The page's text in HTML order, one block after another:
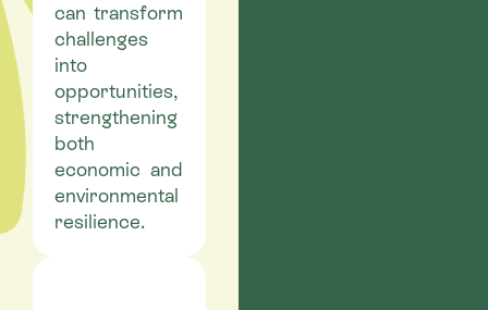
can transform
challenges
into
opportunities,
strengthening
both
economic and
environmental
resilience.